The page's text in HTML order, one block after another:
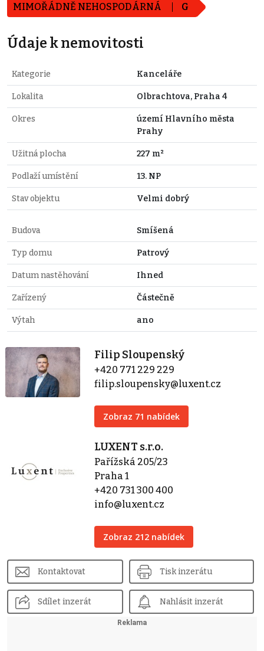
MIMOŘÁDNĚ NEHOSPODÁRNÁ G
Údaje k nemovitosti
Kategorie Kanceláře
Lokalita Olbrachtova, Praha 4
Okres
území Hlavního města
Prahy
Užitná plocha 227 m²
Podlaží umístění 13. NP
Stav objektu Velmi dobrý
Budova Smíšená
Typ domu Patrový
Datum nastěhování Ihned
Zařízený Částečně
Výtah ano
Filip Sloupenský
+420 771 229 229
filip.sloupensky@luxent.cz
Zobraz 71 nabídek
LUXENT s.r.o.
Pařížská 205/23
Praha 1
+420 731 300 400
info@luxent.cz
Zobraz 212 nabídek
Kontaktovat Tisk inzerátu
Sdílet inzerát Nahlásit inzerát